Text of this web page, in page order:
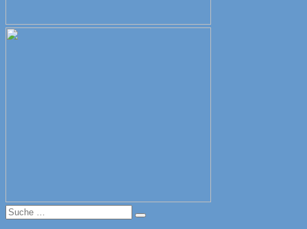
Suche
nach:
Suche